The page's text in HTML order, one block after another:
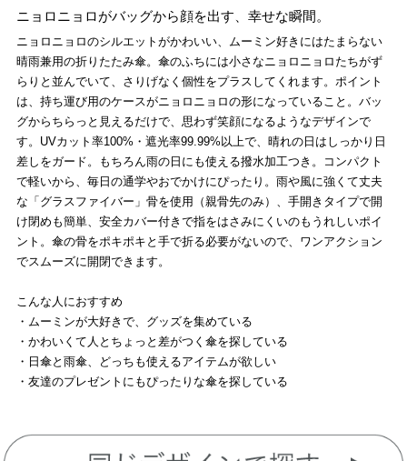
ニョロニョロがバッグから顔を出す、幸せな瞬間。
ニョロニョロのシルエットがかわいい、ムーミン好きにはたまらない
晴雨兼用の折りたたみ傘。傘のふちには小さなニョロニョロたちがず
らりと並んでいて、さりげなく個性をプラスしてくれます。ポイント
は、持ち運び用のケースがニョロニョロの形になっていること。バッ
グからちらっと見えるだけで、思わず笑顔になるようなデザインで
す。UVカット率100%・遮光率99.99%以上で、晴れの日はしっかり日
差しをガード。もちろん雨の日にも使える撥水加工つき。コンパクト
で軽いから、毎日の通学やおでかけにぴったり。雨や風に強くて丈夫
な「グラスファイバー」骨を使用（親骨先のみ）、手開きタイプで開
け閉めも簡単、安全カバー付きで指をはさみにくいのもうれしいポイ
ント。傘の骨をポキポキと手で折る必要がないので、ワンアクション
でスムーズに開閉できます。
こんな人におすすめ
・ムーミンが大好きで、グッズを集めている
・かわいくて人とちょっと差がつく傘を探している
・日傘と雨傘、どっちも使えるアイテムが欲しい
・友達のプレゼントにもぴったりな傘を探している